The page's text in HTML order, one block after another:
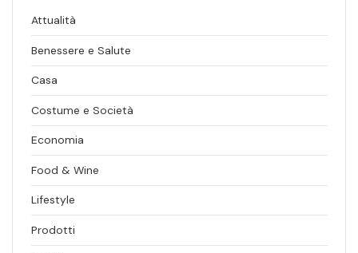
Attualità
Benessere e Salute
Casa
Costume e Società
Economia
Food & Wine
Lifestyle
Prodotti